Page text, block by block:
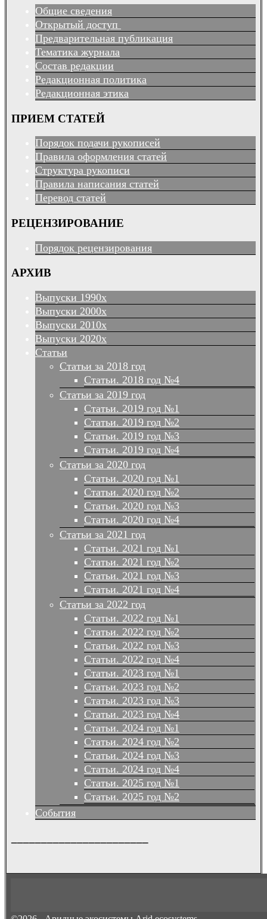
Общие сведения
Открытый доступ
Предварительная публикация
Тематика журнала
Состав редакции
Редакционная политика
Редакционная этика
ПРИЕМ СТАТЕЙ
Порядок подачи рукописей
Правила оформления статей
Структура рукописи
Правила написания статей
Перевод статей
РЕЦЕНЗИРОВАНИЕ
Порядок рецензирования
АРХИВ
Выпуски 1990х
Выпуски 2000х
Выпуски 2010х
Выпуски 2020х
Статьи
Статьи за 2018 год
Статьи. 2018 год №4
Статьи за 2019 год
Статьи. 2019 год №1
Статьи. 2019 год №2
Статьи. 2019 год №3
Статьи. 2019 год №4
Статьи за 2020 год
Статьи. 2020 год №1
Статьи. 2020 год №2
Статьи. 2020 год №3
Статьи. 2020 год №4
Статьи за 2021 год
Статьи. 2021 год №1
Статьи. 2021 год №2
Статьи. 2021 год №3
Статьи. 2021 год №4
Статьи за 2022 год
Статьи. 2022 год №1
Статьи. 2022 год №2
Статьи. 2022 год №3
Статьи. 2022 год №4
Статьи. 2023 год №1
Статьи. 2023 год №2
Статьи. 2023 год №3
Статьи. 2023 год №4
Статьи. 2024 год №1
Статьи. 2024 год №2
Статьи. 2024 год №3
Статьи. 2024 год №4
Статьи. 2025 год №1
Статьи. 2025 год №2
События